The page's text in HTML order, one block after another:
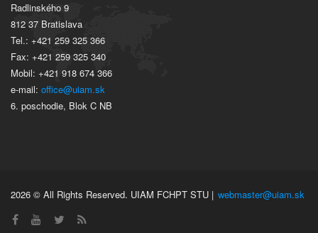
Radlinského 9
812 37 Bratislava
Tel.: +421 259 325 366
Fax: +421 259 325 340
Mobil: +421 918 674 366
e-mail: office@uiam.sk
6. poschodie, Blok C NB
2026 © All Rights Reserved. UIAM FCHPT STU | webmaster@uiam.sk